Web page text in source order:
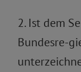
2. Ist dem
Bundesre-